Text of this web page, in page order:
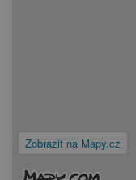
Zobrazit na Mapy.cz